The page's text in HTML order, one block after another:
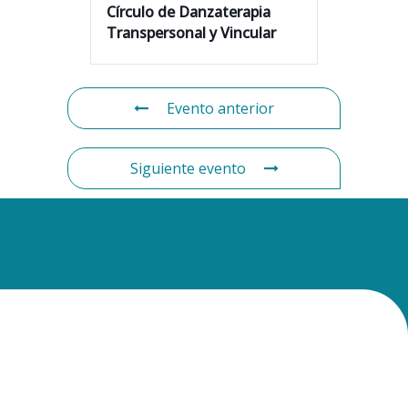
Círculo de Danzaterapia
Transpersonal y Vincular
Evento anterior
Siguiente evento